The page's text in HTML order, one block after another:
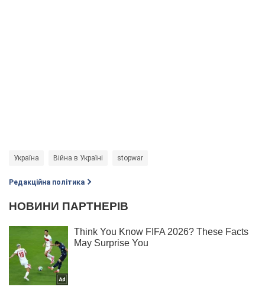
Україна Війна в Україні stopwar
Редакційна політика